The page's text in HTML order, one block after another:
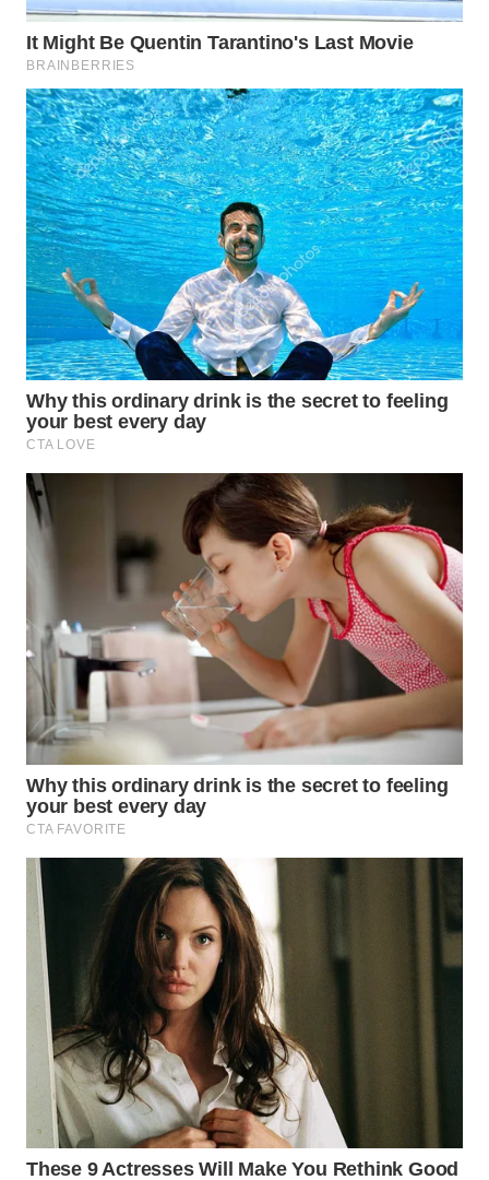
WN
BALI
WN
KALBAR
WN
KALTENG
WN
KALTARA
WN
KALSEL
WN
KALTIM
SULSEL
GORONTALO
WN
SULUT
WN
MALUKU
WN
DAIRI
DANAU
TOBA
WN
NIAS
WN